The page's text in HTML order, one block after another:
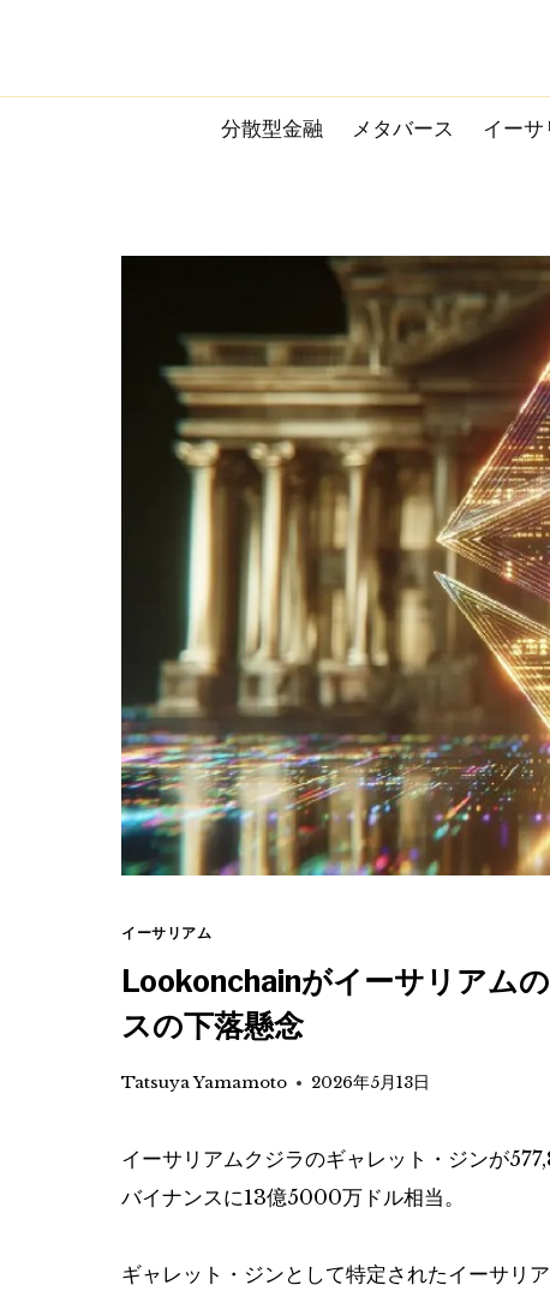
content
分散型金融 メタバース イーサ
イーサリアム
Lookonchainがイーサリアム
スの下落懸念
Tatsuya Yamamoto 2026年5月13日
イーサリアムクジラのギャレット・ジンが
バイナンスに13億5000万ドル相当。
ギャレット・ジンとして特定されたイーサリ